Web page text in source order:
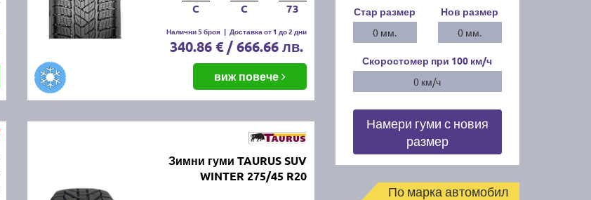
C C 73
Налични 5 броя | Доставка от 1 до 2 дни
340.86 € / 666.66 лв.
виж повече
Зимни гуми TAURUS SUV
WINTER 275/45 R20
Стар размер
0 мм.
Нов размер
0 мм.
Скоростомер при 100 км/ч
0 км/ч
Намери гуми с новия
размер
По марка автомобил